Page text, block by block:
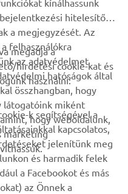
1/5
kínálhassunk
hitelesítő
a megjegyzését. Az
felhasználókra
az adatvédelmet
hatóságok által
összhangban, hogy
látogatóink miként
hogy weboldalunk,
marketing
megadja a
hirdetési cookie-kat és
használni:
k segítségével a
kapcsolatos,
jelenítünk meg
és harmadik felek
a Facebookot és más
az Önnek a